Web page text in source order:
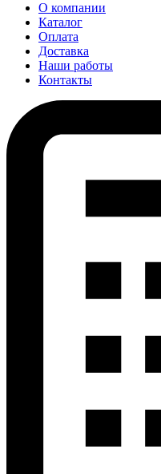
О компании
Каталог
Оплата
Доставка
Наши работы
Контакты